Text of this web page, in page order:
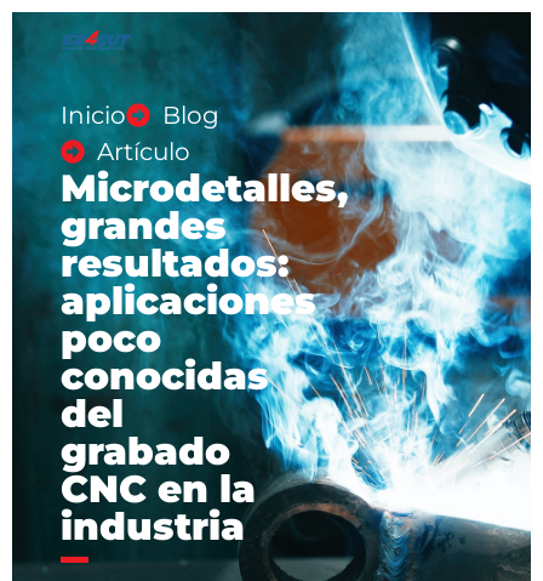
Inicio
Blog
Artículo
Microdetalles,
grandes
resultados:
aplicaciones
poco
conocidas
del
grabado
CNC en la
industria